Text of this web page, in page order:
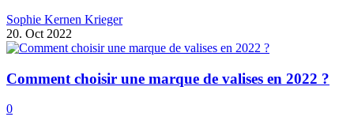
Sophie Kernen Krieger
20. Oct 2022
Comment choisir une marque de valises en 2022 ?
0